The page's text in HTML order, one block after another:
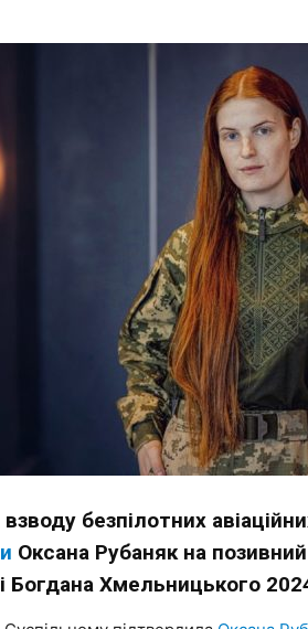
безпілотних
Оксана Рубаняк на
Богдана Хмельницького